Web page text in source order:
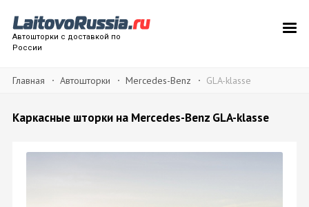
Автошторки с доставкой по
России
Главная Автошторки Mercedes-Benz GLA-klasse
Каркасные шторки на Mercedes-Benz GLA-klasse